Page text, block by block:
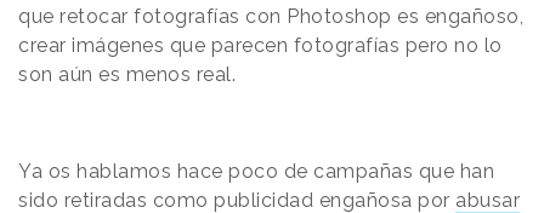
que retocar fotografías con Photoshop es engañoso,
crear imágenes que parecen fotografías pero no lo
son aún es menos real.
Ya os hablamos hace poco de campañas que han
sido retiradas como publicidad engañosa por abusar